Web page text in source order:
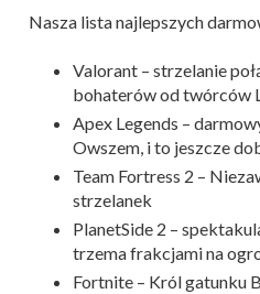
Nasza lista najlepszych
Valorant – strzelanie
bohaterów od twórców
Apex Legends –
Owszem, i to jeszcze
Team Fortress 2 –
strzelanek
PlanetSide 2 –
trzema frakcjami na
Fortnite – Król gatunku